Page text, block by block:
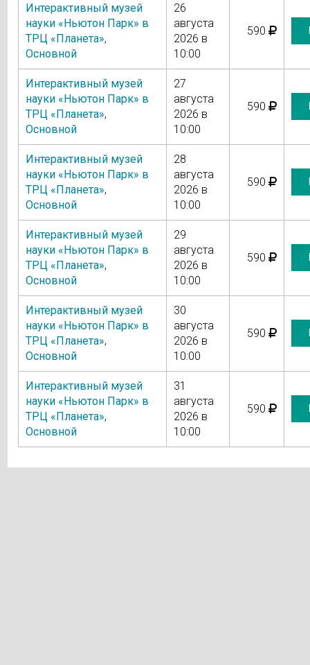
Интерактивный музей
науки «Ньютон Парк» в
ТРЦ «Планета»,
Основной
26
августа
2026 в
10:00
590
Интерактивный музей
науки «Ньютон Парк» в
ТРЦ «Планета»,
Основной
27
августа
2026 в
10:00
590
Интерактивный музей
науки «Ньютон Парк» в
ТРЦ «Планета»,
Основной
28
августа
2026 в
10:00
590
Интерактивный музей
науки «Ньютон Парк» в
ТРЦ «Планета»,
Основной
29
августа
2026 в
10:00
590
Интерактивный музей
науки «Ньютон Парк» в
ТРЦ «Планета»,
Основной
30
августа
2026 в
10:00
590
Интерактивный музей
науки «Ньютон Парк» в
ТРЦ «Планета»,
Основной
31
августа
2026 в
10:00
590